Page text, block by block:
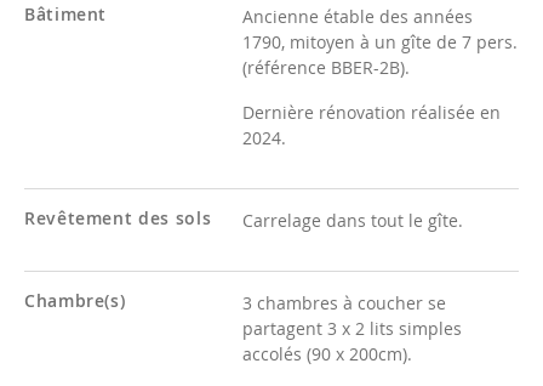
Bâtiment
Ancienne étable des années
1790, mitoyen à un gîte de 7 pers.
(référence BBER-2B).
Dernière rénovation réalisée en
2024.
Revêtement des sols Carrelage dans tout le gîte.
Chambre(s)
3 chambres à coucher se
partagent 3 x 2 lits simples
accolés (90 x 200cm).